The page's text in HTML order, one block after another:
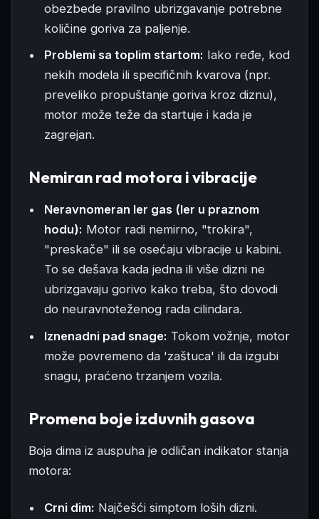
obezbede pravilno ubrizgavanje potrebne
količine goriva za paljenje.
Problemi sa toplim startom: Iako ređe, kod
nekih modela ili specifičnih kvarova (npr.
preveliko propuštanje goriva kroz diznu),
motor može teže da startuje i kada je
zagrejan.
Nemiran rad motora i vibracije
Neravnomeran ler gas (ler u praznom
hodu): Motor radi nemirno, "trokira",
"preskače" ili se osećaju vibracije u kabini.
To se dešava kada jedna ili više dizni ne
ubrizgavaju gorivo kako treba, što dovodi
do neuravnoteženog rada cilindara.
Iznenadni pad snage: Tokom vožnje, motor
može povremeno da 'zaštuca' ili da izgubi
snagu, praćeno trzanjem vozila.
Promena boje izduvnih gasova
Boja dima iz auspuha je odličan indikator stanja
motora:
Crni dim: Najčešći simptom loših dizni.